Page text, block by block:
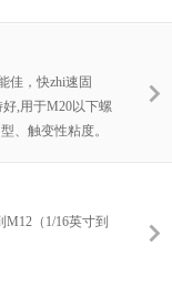
物；本产品高度
佳，快zhi速固
好,用于M20以下螺
、触变性粘度。
M12（1/16英寸到